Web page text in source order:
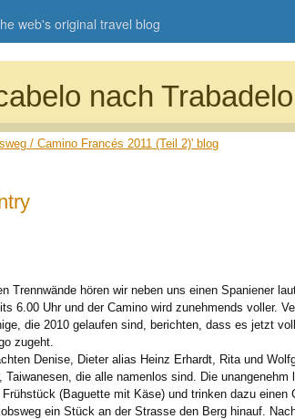
web's original travel blog
nach
/ Camino Francés 2011 (Teil 2)' blog
Trennwände hören wir neben uns einen Spaniener
6.00 Uhr und der Camino wird zunehmends voller.
die 2010 gelaufen sind, berichten, dass es jetzt
zugeht.
Denise, Dieter alias Heinz Erhardt, Rita und
Taiwanesen, die alle namenlos sind. Die
(Baguette mit Käse) und trinken dazu einen
ein Stück an der Strasse den Berg hinauf.